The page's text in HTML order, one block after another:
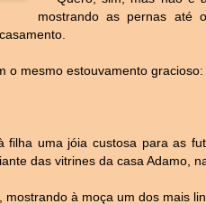
mostrando as pernas até
o mesmo estouvamento gracioso:
filha uma jóia custosa para as
das vitrines da casa Adamo,
à moça um dos mais